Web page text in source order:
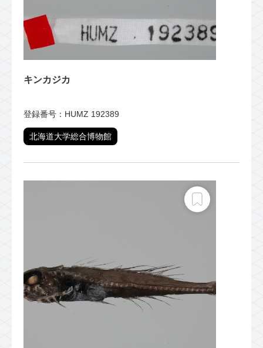
キンカジカ
登録番号：HUMZ 192389
北海道大学総合博物館